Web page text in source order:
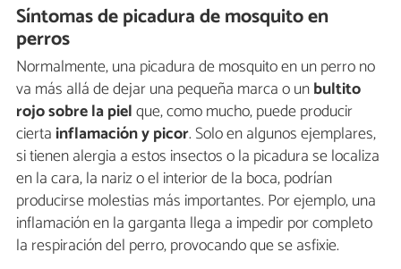
Síntomas de picadura de mosquito en
perros
Normalmente, una picadura de mosquito en un perro no
va más allá de dejar una pequeña marca o unbultito
rojo sobre la pielque, como mucho, puede producir
cierta inflamación y picor. Solo en algunos ejemplares,
si tienen alergia a estos insectos o la picadura se localiza
en la cara, la nariz o el interior de la boca, podrían
producirse molestias más importantes. Por ejemplo, una
inflamación en la garganta llega a impedir por completo
la respiración del perro, provocando que se asfixie.